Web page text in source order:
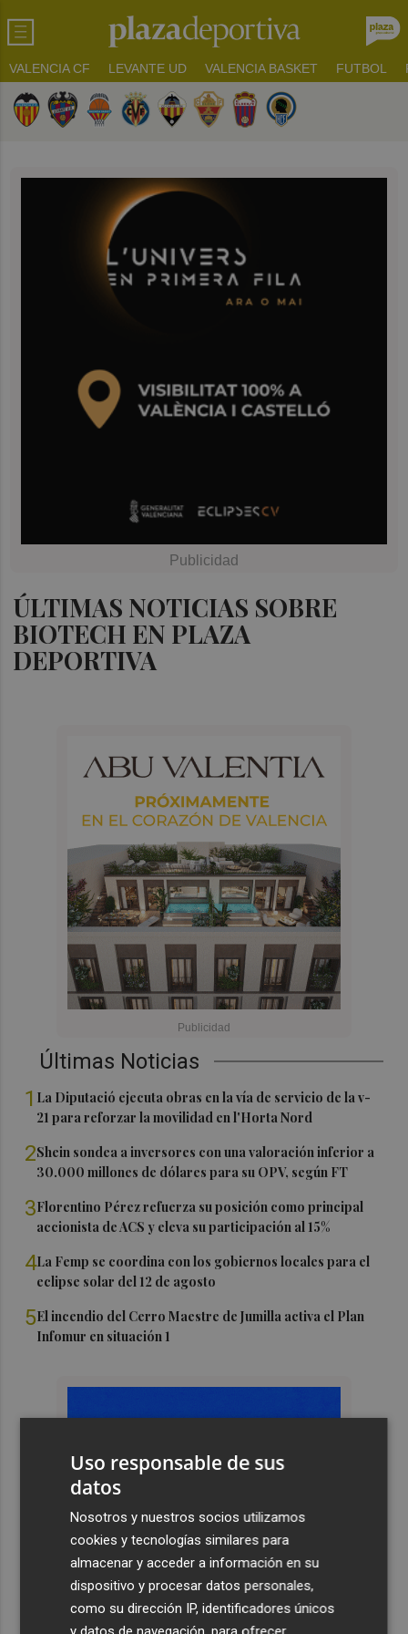
VALENCIA CF LEVANTE UD VALENCIA BASKET FUTBOL
ÚLTIMAS NOTICIAS SOBRE
BIOTECH EN PLAZA
DEPORTIVA
Últimas Noticias
1 La Diputació ejecuta obras en la vía de servicio de la v-
21 para reforzar la movilidad en l'Horta Nord
2Shein sondea a inversores con una valoración inferior a
30.000 millones de dólares para su OPV, según FT
3Florentino Pérez refuerza su posición como principal
accionista de ACS y eleva su participación al 15%
4La Femp se coordina con los gobiernos locales para el
eclipse solar del 12 de agosto
5El incendio del Cerro Maestre de Jumilla activa el Plan
Infomur en situación 1
Uso responsable de sus
datos
Nosotros y nuestros socios utilizamos
cookies y tecnologías similares para
almacenar y acceder a información en su
dispositivo y procesar datos personales,
como su dirección IP, identificadores únicos